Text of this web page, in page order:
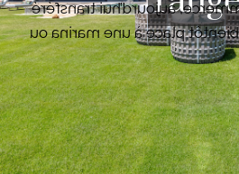
l’ancien port de commerce,
à Tanger Med, fera bientôt
se côtoieront bateaux et
quelques ferries à
(Espagne)
VOIR LES